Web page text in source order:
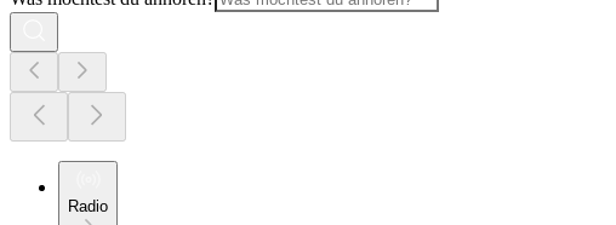
Radio